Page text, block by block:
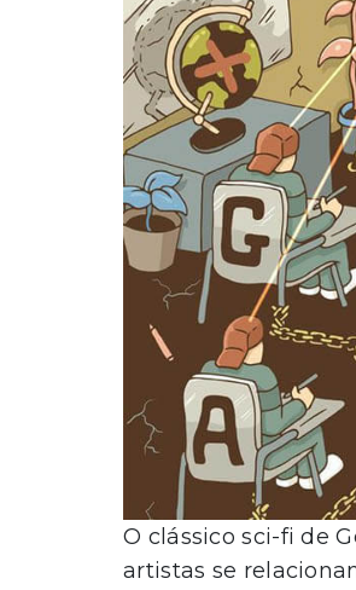
O clássico sci-fi de
artistas se